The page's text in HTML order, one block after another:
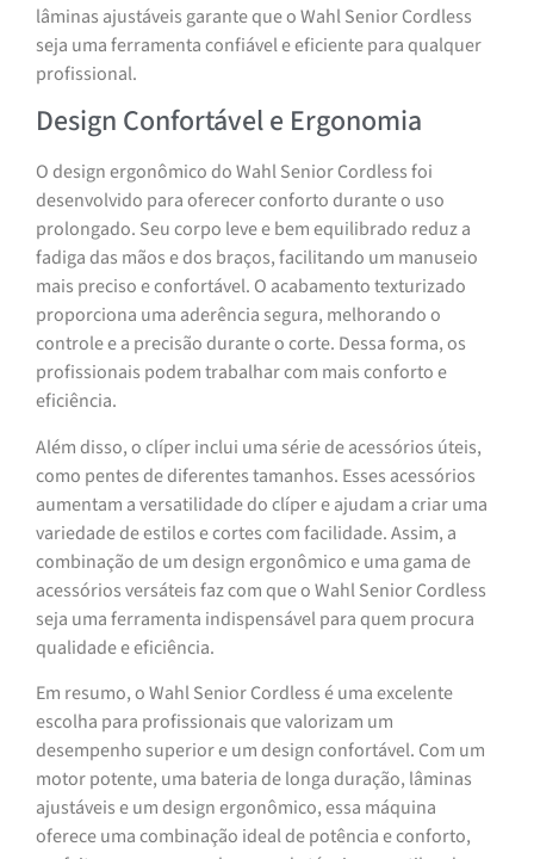
lâminas ajustáveis garante que o Wahl Senior Cordless
seja uma ferramenta confiável e eficiente para qualquer
profissional.
Design Confortável e Ergonomia
O design ergonômico do Wahl Senior Cordless foi
desenvolvido para oferecer conforto durante o uso
prolongado. Seu corpo leve e bem equilibrado reduz a
fadiga das mãos e dos braços, facilitando um manuseio
mais preciso e confortável. O acabamento texturizado
proporciona uma aderência segura, melhorando o
controle e a precisão durante o corte. Dessa forma, os
profissionais podem trabalhar com mais conforto e
eficiência.
Além disso, o clíper inclui uma série de acessórios úteis,
como pentes de diferentes tamanhos. Esses acessórios
aumentam a versatilidade do clíper e ajudam a criar uma
variedade de estilos e cortes com facilidade. Assim, a
combinação de um design ergonômico e uma gama de
acessórios versáteis faz com que o Wahl Senior Cordless
seja uma ferramenta indispensável para quem procura
qualidade e eficiência.
Em resumo, o Wahl Senior Cordless é uma excelente
escolha para profissionais que valorizam um
desempenho superior e um design confortável. Com um
motor potente, uma bateria de longa duração, lâminas
ajustáveis e um design ergonômico, essa máquina
oferece uma combinação ideal de potência e conforto,